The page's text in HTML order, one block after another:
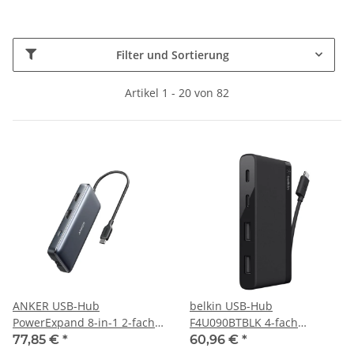
Filter und Sortierung
Artikel 1 - 20 von 82
ANKER USB-Hub
PowerExpand 8-in-1 2-fach
schwarz
77,85 € *
belkin USB-Hub
F4U090BTBLK 4-fach
schwarz
60,96 € *